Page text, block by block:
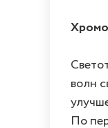
волн
По